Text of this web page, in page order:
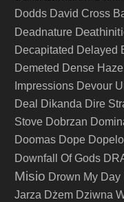
Dodds David Cross
Deadnature
Decapitated Delayed
Demeted Dense Haze
Impressions Devour
Deal
Dikanda Dire
Stove Dobrzan
Doomas Dope
Downfall Of Gods
Misio Drown My Day
Jarza Dżem Dziwna